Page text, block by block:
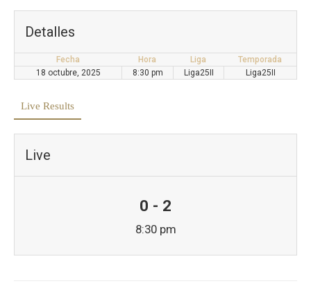
Detalles
Fecha Hora Liga
Temporada
18 octubre, 2025
8:30 pm Liga25II Liga25II
Live Results
Live
0 - 2
8:30 pm